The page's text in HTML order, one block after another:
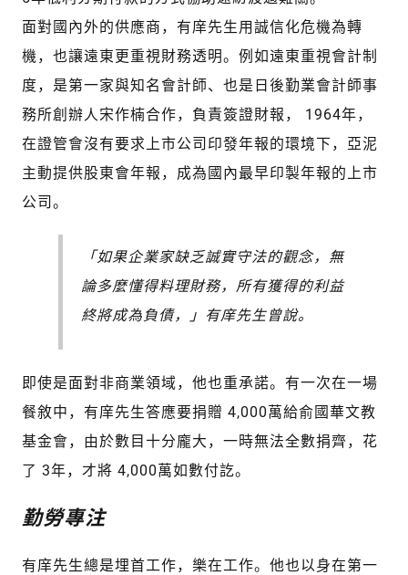
面對國內外的供應商，有庠先生用誠信化危機為轉
機，也讓遠東更重視財務透明。例如遠東重視會計制
度，是第一家與知名會計師、也是日後勤業會計師事
務所創辦人宋作楠合作，負責簽證財報， 1964年，
在證管會沒有要求上市公司印發年報的環境下，亞泥
主動提供股東會年報，成為國內最早印製年報的上市
公司。
「如果企業家缺乏誠實守法的觀念，無
論多麼懂得料理財務，所有獲得的利益
終將成為負債，」有庠先生曾說。
即使是面對非商業領域，他也重承諾。有一次在一場
餐敘中，有庠先生答應要捐贈 4,000萬給俞國華文教
基金會，由於數目十分龐大，一時無法全數捐齊，花
了 3年，才將 4,000萬如數付訖。
勤勞專注
有庠先生總是埋首工作，樂在工作。他也以身在第一